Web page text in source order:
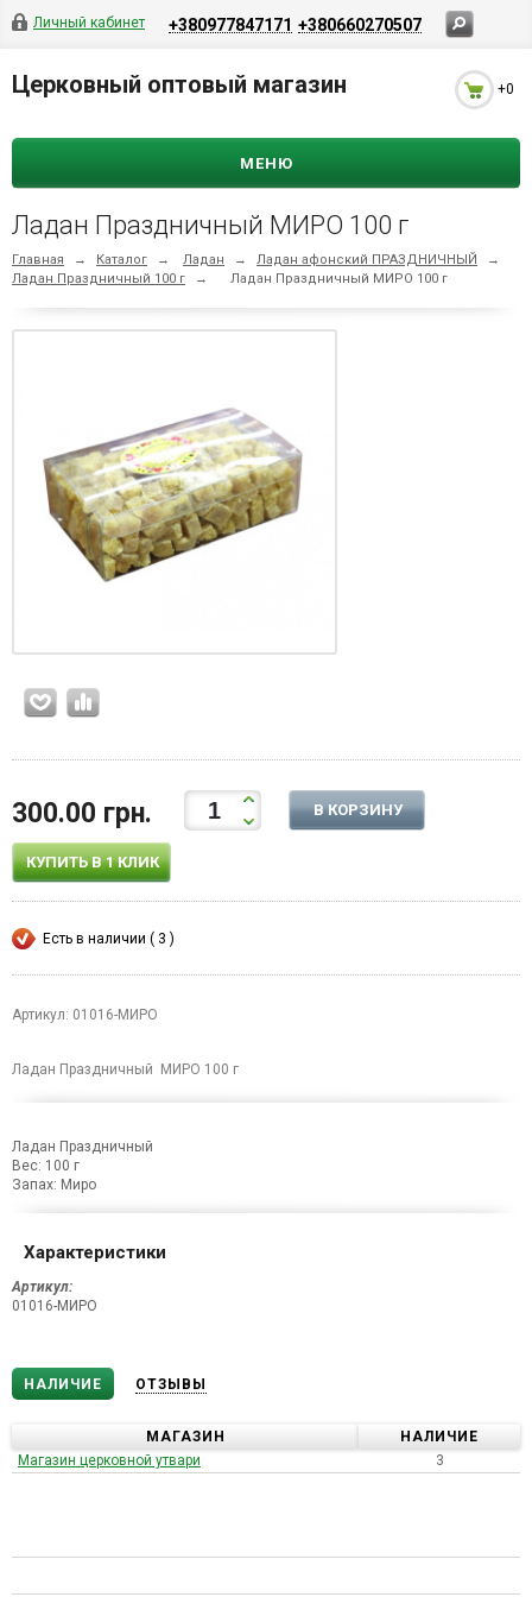
Личный кабинет +380977847171 +380660270507
Церковный оптовый магазин +0
МЕНЮ
Ладан Праздничный МИРО 100 г
Главная → Каталог → Ладан → Ладан афонский ПРАЗДНИЧНЫЙ
→
Ладан Праздничный 100 г
→ Ладан Праздничный МИРО 100 г
300.00 грн. В КОРЗИНУ
КУПИТЬ В 1 КЛИК
Есть в наличии ( 3 )
Артикул: 01016-МИРО
Ладан Праздничный МИРО 100 г
Ладан Праздничный
Вес: 100 г
Запах: Миро
Характеристики
Артикул:
01016-МИРО
НАЛИЧИЕ ОТЗЫВЫ
МАГАЗИН
НАЛИЧИЕ
Магазин церковной утвари
3